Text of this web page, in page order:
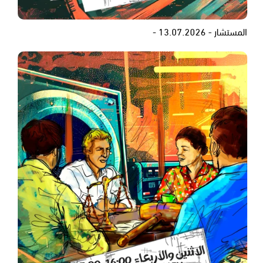
المستشار - 13.07.2026 -